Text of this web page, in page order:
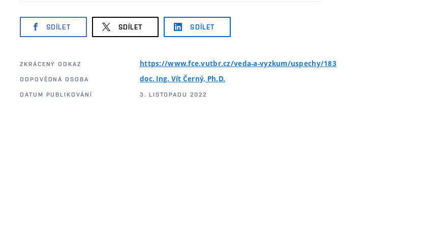
SDÍLET SDÍLET SDÍLET
ZKRÁCENÝ ODKAZ https://www.fce.vutbr.cz/veda-a-vyzkum/uspechy/183
ODPOVĚDNÁ OSOBA doc. Ing. Vít Černý, Ph.D.
DATUM PUBLIKOVÁNÍ 3. LISTOPADU 2022